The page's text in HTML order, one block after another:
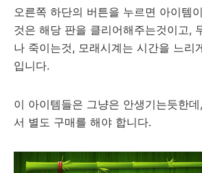
오른쪽 하단의 버튼을 누르면 아이템
것은 해당 판을 클리어해주는것이고,
나 죽이는것, 모래시계는 시간을 느리
입니다.
이 아이템들은 그냥은 안생기는듯한
서 별도 구매를 해야 합니다.